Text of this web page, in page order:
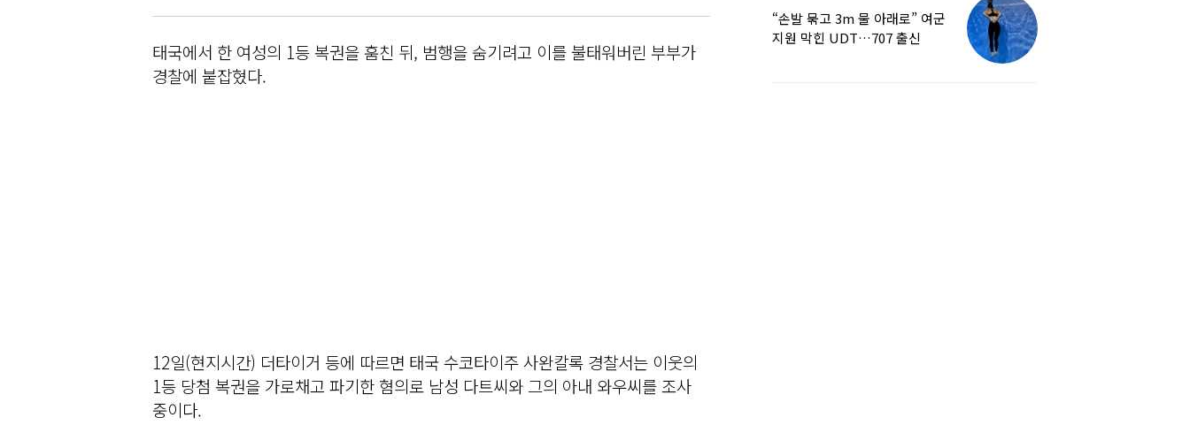
태국에서 한 여성의 1등 복권을 훔친 뒤, 범행을 숨기려고 이를 불태워버린 부부가
경찰에 붙잡혔다.
12일(현지시간) 더타이거 등에 따르면 태국 수코타이주 사완칼록 경찰서는 이웃의
1등 당첨 복권을 가로채고 파기한 혐의로 남성 다트씨와 그의 아내 와우씨를 조사
중이다.
“손발 묶고 3m 물 아래로” 여군
지원 막힌 UDT…707 출신